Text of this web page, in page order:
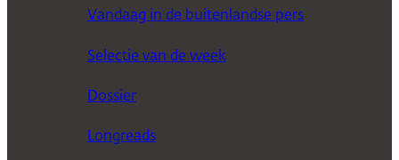
Vandaag in de buitenlandse pers
Selectie van de week
Dossier
Longreads